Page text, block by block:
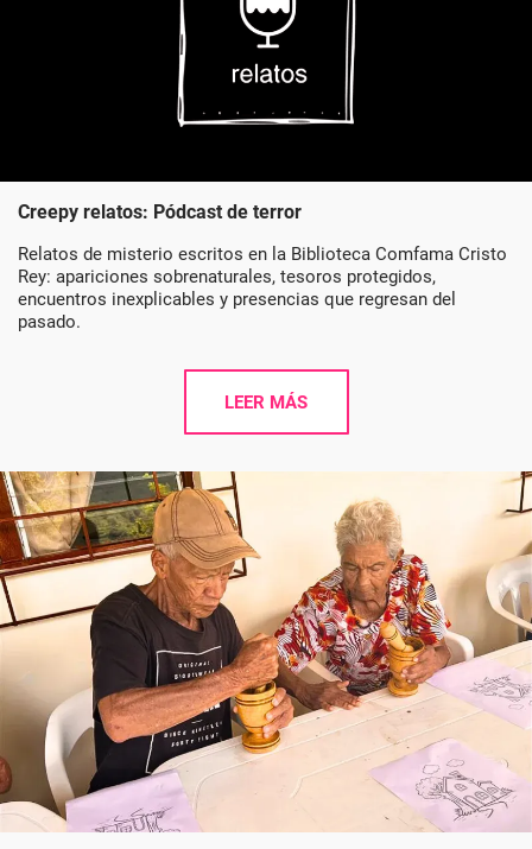
Creepy relatos: Pódcast de terror
Relatos de misterio escritos en la Biblioteca Comfama Cristo
Rey: apariciones sobrenaturales, tesoros protegidos,
encuentros inexplicables y presencias que regresan del
pasado.
LEER MÁS